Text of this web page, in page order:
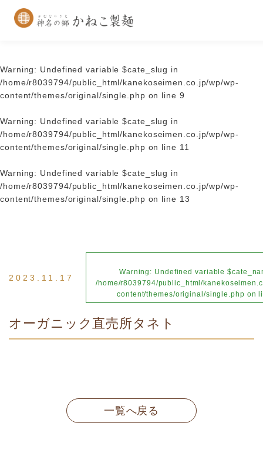
Warning: Undefined variable $cate_slug in
/home/r8039794/public_html/kanekoseimen.co.jp/wp/wp-
content/themes/original/single.php on line 9
Warning: Undefined variable $cate_slug in
/home/r8039794/public_html/kanekoseimen.co.jp/wp/wp-
content/themes/original/single.php on line 11
Warning: Undefined variable $cate_slug in
/home/r8039794/public_html/kanekoseimen.co.jp/wp/wp-
content/themes/original/single.php on line 13
2023.11.17
Warning : Undefined variable
/home/r8039794/public_html/
content/themes/original/single.php on
オーガニック直売所タネト
一覧へ戻る